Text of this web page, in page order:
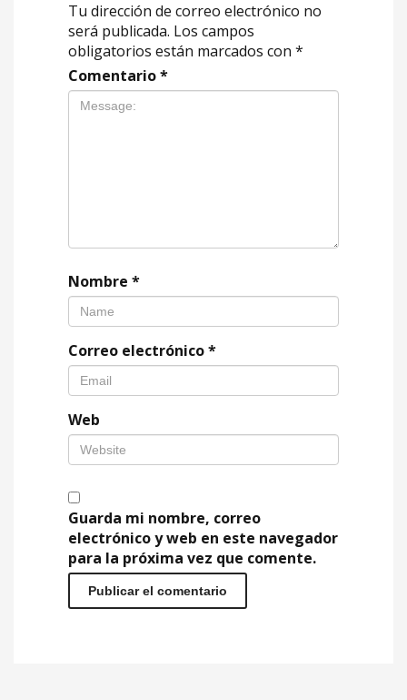
Tu dirección de correo electrónico no
será publicada. Los campos
obligatorios están marcados con *
Comentario*
Nombre *
Correo electrónico*
Web
Guarda mi nombre, correo
electrónico y web en este navegador
para la próxima vez que comente.